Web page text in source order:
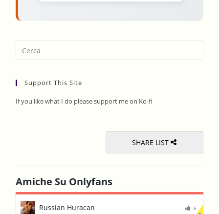
Support This Site
If you like what I do please support me on Ko-fi
SHARE LIST
Amiche Su Onlyfans
Russian Huracan 6